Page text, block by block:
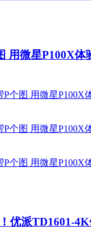
用微星P100X体
优派TD1601-